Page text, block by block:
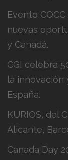
Evento
nuevas
y Canadá.
CGI celebra
la innovación
España.
KURIOS, del
Alicante,
Canada Day